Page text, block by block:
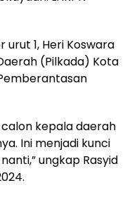
1, Heri Koswara
(Pilkada) Kota
kepala daerah
Ini menjadi kunci
ungkap Rasyid